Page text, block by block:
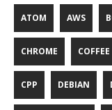
ATOM AWS
CHROME COFFEE
CPP DEBIAN